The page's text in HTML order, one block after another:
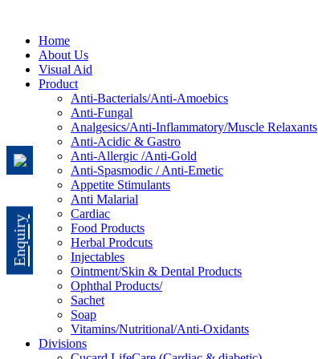
Enquiry
Home
About Us
Visual Aid
Product
Anti-Bacterials/Anti-Amoebics
Anti-Fungal
Analgesics/Anti-Inflammatory/Muscle Relaxants
Anti-Acidic & Gastro
Anti-Allergic /Anti-Gold
Anti-Spasmodic / Anti-Emetic
Appetite Stimulants
Anti Malarial
Cardiac
Food Products
Herbal Prodcuts
Injectables
Ointment/Skin & Dental Products
Ophthal Products/
Sachet
Soap
Vitamins/Nutritional/Anti-Oxidants
Divisions